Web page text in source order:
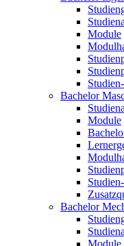
Module
Bachelor
Module
Bachelor
Module